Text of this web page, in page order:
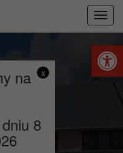
x
na
8